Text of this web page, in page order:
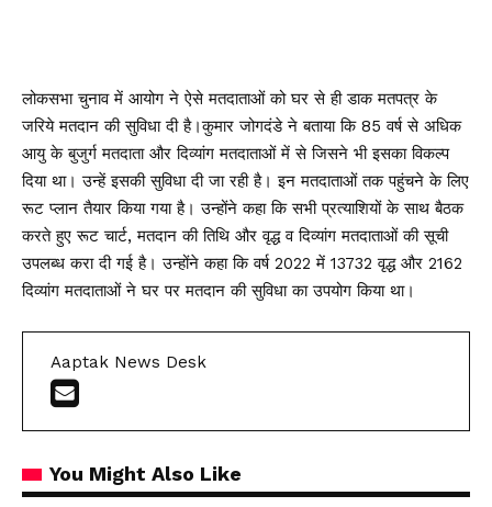
लोकसभा चुनाव में आयोग ने ऐसे मतदाताओं को घर से ही डाक मतपत्र के
जरिये मतदान की सुविधा दी है।कुमार जोगदंडे ने बताया कि 85 वर्ष से अधिक
आयु के बुजुर्ग मतदाता और दिव्यांग मतदाताओं में से जिसने भी इसका विकल्प
दिया था। उन्हें इसकी सुविधा दी जा रही है। इन मतदाताओं तक पहुंचने के लिए
रूट प्लान तैयार किया गया है। उन्होंने कहा कि सभी प्रत्याशियों के साथ बैठक
करते हुए रूट चार्ट, मतदान की तिथि और वृद्ध व दिव्यांग मतदाताओं की सूची
उपलब्ध करा दी गई है। उन्होंने कहा कि वर्ष 2022 में 13732 वृद्ध और 2162
दिव्यांग मतदाताओं ने घर पर मतदान की सुविधा का उपयोग किया था।
Aaptak News Desk
You Might Also Like